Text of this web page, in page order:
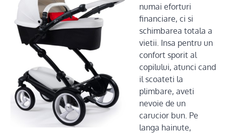
numai eforturi
financiare, ci si
schimbarea totala a
vietii. Insa pentru un
confort sporit al
copilului, atunci cand
il scoateti la
plimbare, aveti
nevoie de un
carucior bun. Pe
langa hainute,